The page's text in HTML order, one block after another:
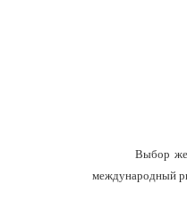
Выбор же
международный